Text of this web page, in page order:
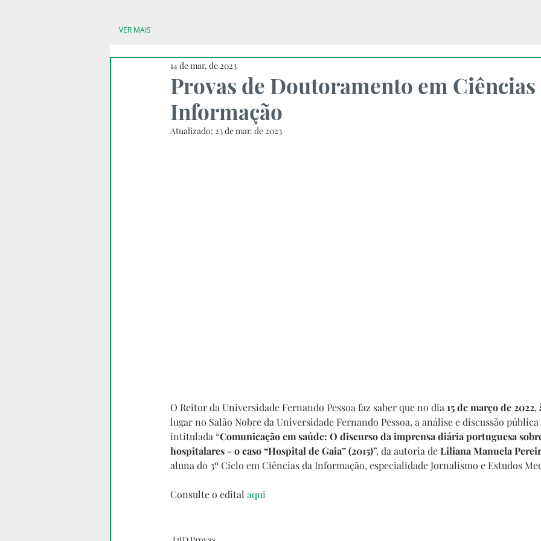
VER MAIS
Provas de Doutoramento em Ciências
Informação
14 de mar. de 2023
Atualizado: 23 de mar. de 2023
O Reitor da Universidade Fernando Pessoa faz saber que no dia 15 de março de 2022,
lugar no Salão Nobre da Universidade Fernando Pessoa, a análise e discussão
intitulada “Comunicação em saúde: O discurso da imprensa diária portuguesa
hospitalares - o caso “Hospital de Gaia” (2015)”, da autoria de Liliana Manuela
aluna do 3º Ciclo em Ciências da Informação, especialidade Jornalismo e Estudos
Consulte o edital aqui